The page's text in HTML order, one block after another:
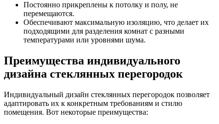
Постоянно прикреплены к потолку и полу, не
перемещаются.
Обеспечивают максимальную изоляцию, что делает их
подходящими для разделения комнат с разными
температурами или уровнями шума.
Преимущества индивидуального
дизайна стеклянных перегородок
Индивидуальный дизайн стеклянных перегородок позволяет
адаптировать их к конкретным требованиям и стилю
помещения. Вот некоторые преимущества: